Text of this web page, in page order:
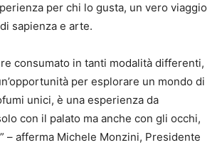
per chi lo gusta, un vero viaggio
sapienza e arte.
consumato in tanti modalità differenti,
per esplorare un mondo di
unici, è una esperienza da
con il palato ma anche con gli occhi,
– afferma Michele Monzini, Presidente